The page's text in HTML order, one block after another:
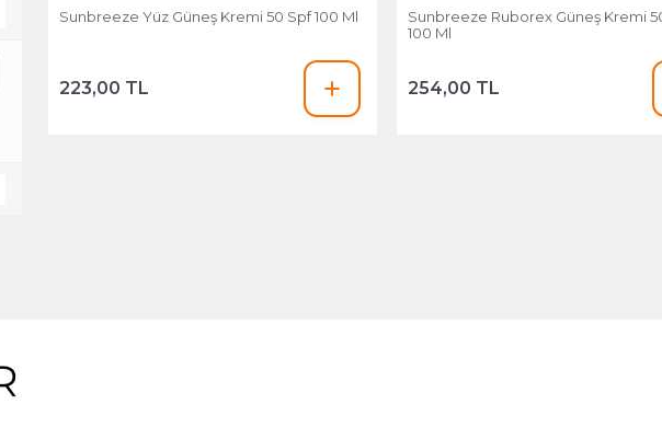
Sunbreeze Yüz Güneş Kremi 50 Spf 100 Ml
223,00 TL
Sunbreeze Ruborex Güneş Kremi
100 Ml
254,00 TL